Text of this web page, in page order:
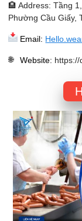
🏨 Address: Tầng
Phường Cầu Giấy,
Email:
Website: https://